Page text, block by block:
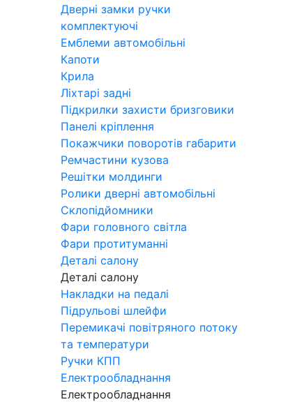
Дверні замки ручки
комплектуючі
Емблеми автомобільні
Капоти
Крила
Ліхтарі задні
Підкрилки захисти бризговики
Панелі кріплення
Покажчики поворотів габарити
Ремчастини кузова
Решітки молдинги
Ролики дверні автомобільні
Склопідйомники
Фари головного світла
Фари протитуманні
Деталі салону
Деталі салону
Накладки на педалі
Підрульові шлейфи
Перемикачі повітряного потоку
та температури
Ручки КПП
Електрообладнання
Електрообладнання